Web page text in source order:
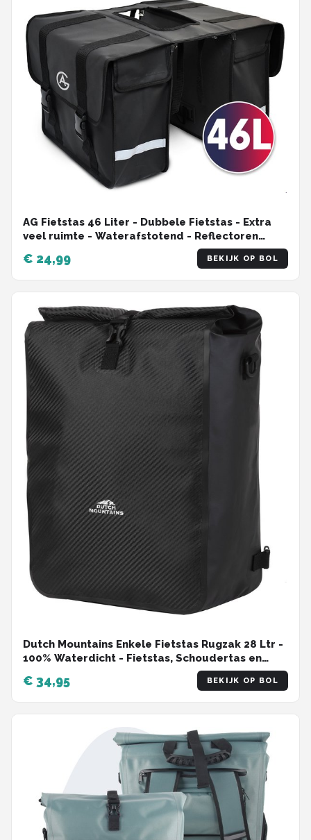
AG Fietstas 46 Liter - Dubbele Fietstas - Extra
veel ruimte - Waterafstotend - Reflectoren
fietstassen - electrische fietsen - Zwart - dubbel
€ 24,99 BEKIJK OP BOL
Dutch Mountains Enkele Fietstas Rugzak 28 Ltr -
100% Waterdicht - Fietstas, Schoudertas en
€ 34,95 BEKIJK OP BOL